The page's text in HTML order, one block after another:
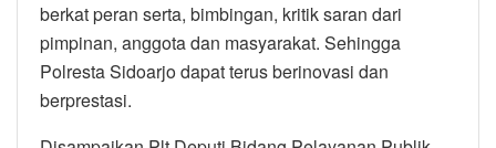
berkat peran serta, bimbingan, kritik saran dari
pimpinan, anggota dan masyarakat. Sehingga
Polresta Sidoarjo dapat terus berinovasi dan
berprestasi.